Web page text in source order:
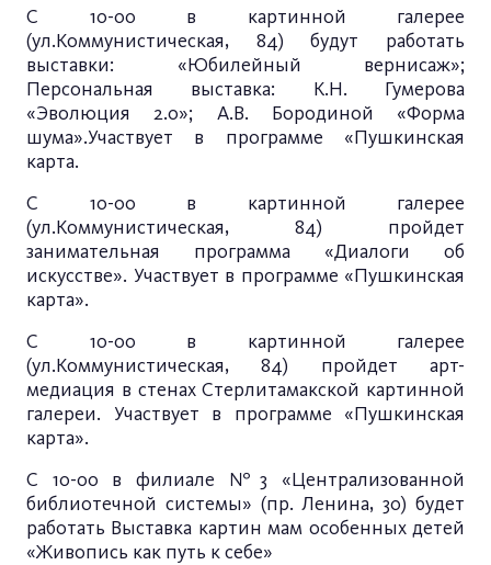
С 10-00 в картинной галерее
(ул.Коммунистическая, 84) будут работать
выставки: «Юбилейный вернисаж»;
Персональная выставка: К.Н. Гумерова
«Эволюция 2.0»; А.В. Бородиной «Форма
шума».Участвует в программе «Пушкинская
карта.
С 10-00 в картинной галерее
(ул.Коммунистическая, 84) пройдет
занимательная программа «Диалоги об
искусстве». Участвует в программе «Пушкинская
карта».
С 10-00 в картинной галерее
(ул.Коммунистическая, 84) пройдет арт-
медиация в стенах Стерлитамакской картинной
галереи. Участвует в программе «Пушкинская
карта».
С 10-00 в филиале №3 «Централизованной
библиотечной системы» (пр. Ленина, 30) будет
работать Выставка картин мам особенных детей
«Живопись как путь к себе»